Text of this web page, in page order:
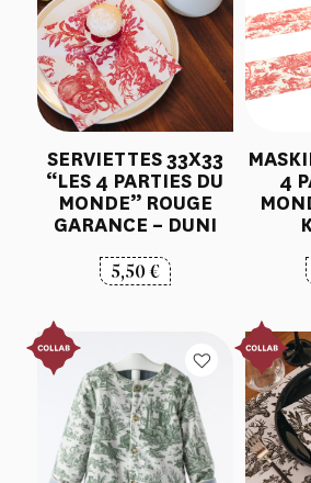
SERVIETTES 33X33
“LES 4 PARTIES DU
MONDE” ROUGE
GARANCE – DUNI
5,50€
4